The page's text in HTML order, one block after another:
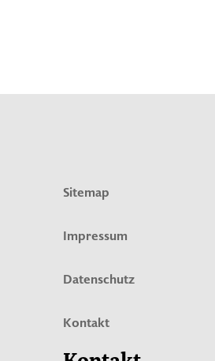
Sitemap
Impressum
Datenschutz
Kontakt